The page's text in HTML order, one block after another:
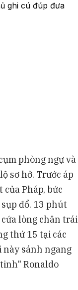
ghi cú đúp đưa
phòng ngự và
sơ hở. Trước áp
Pháp, bức
đổ. 13 phút
lòng chân trái
thứ 15 tại các
này sánh ngang
Ronaldo